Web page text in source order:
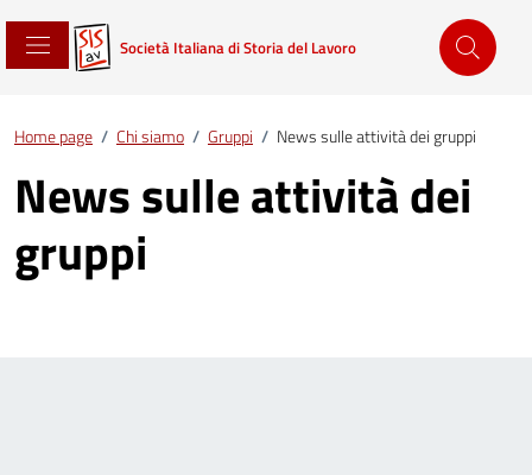
Società Italiana di Storia del Lavoro
Home page / Chi siamo / Gruppi / News sulle attività dei gruppi
News sulle attività dei
gruppi